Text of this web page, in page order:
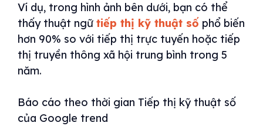
Ví dụ, trong hình ảnh bên dưới, bạn có thể
thấy thuật ngữ tiếp thị kỹ thuật số phổ biến
hơn 90% so với tiếp thị trực tuyến hoặc tiếp
thị truyền thông xã hội trung bình trong 5
năm.
Báo cáo theo thời gian Tiếp thị kỹ thuật số
của Google trend